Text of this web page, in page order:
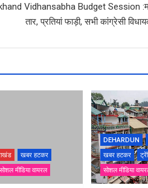
Vidhansabha Budget Session
तार, प्रतियां फाड़ी, सभी कांग्रेसी
खबर हटकर
सोशल मीडिया वायरल
DEHARDUN
खबर हटकर
सोशल मीडिया